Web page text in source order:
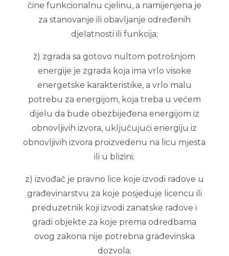
čine funkcionalnu cjelinu, a namijenjena je
za stanovanje ili obavljanje određenih
djelatnosti ili funkcija;
ž) zgrada sa gotovo nultom potrošnjom
energije je zgrada koja ima vrlo visoke
energetske karakteristike, a vrlo malu
potrebu za energijom, koja treba u većem
dijelu da bude obezbijeđena energijom iz
obnovljivih izvora, uključujući energiju iz
obnovljivih izvora proizvedenu na licu mjesta
ili u blizini;
z) izvođač je pravno lice koje izvodi radove u
građevinarstvu za koje posjeduje licencu ili
preduzetnik koji izvodi zanatske radove i
gradi objekte za koje prema odredbama
ovog zakona nije potrebna građevinska
dozvola;